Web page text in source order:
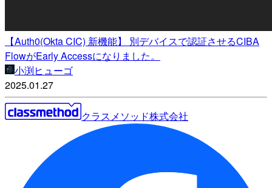
【Auth0(Okta CIC) 新機能】 別デバイスで認証させるCIBA
FlowがEarly Accessになりました。
小渕ヒューゴ
2025.01.27
クラスメソッド株式会社